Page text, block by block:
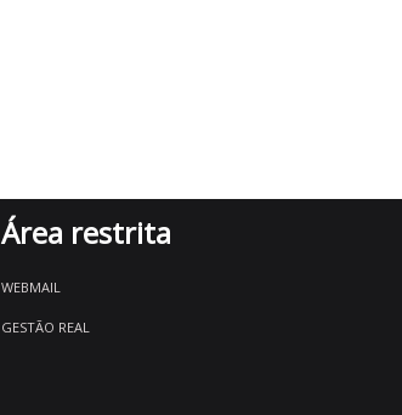
Área restrita
WEBMAIL
GESTÃO REAL